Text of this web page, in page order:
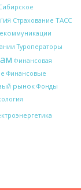
Страхование ТАСС
Туроператоры
Финансовая
Финансовые
рынок Фонды